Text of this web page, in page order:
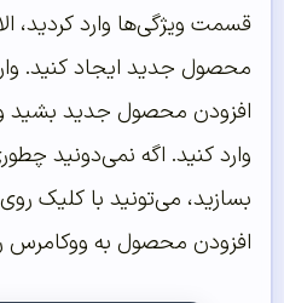
قسمت ویژگی‌ها وارد کردید،
محصول جدید ایجاد کنید.
افزودن محصول جدید بشید
وارد کنید. اگه نمی‌دونید
بسازید، می‌تونید با کلیک
افزودن محصول به ووکامرس